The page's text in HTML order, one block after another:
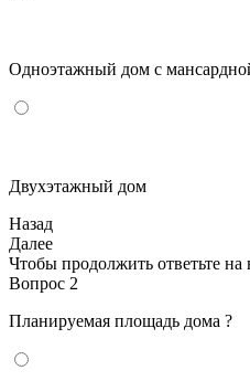
Одноэтажный дом с
Двухэтажный дом
Назад
Далее
Чтобы продолжить ответьте
Вопрос 2
Планируемая площадь дома ?